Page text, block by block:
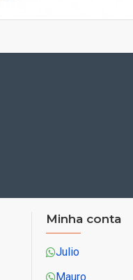
Minha conta
Julio
Mauro